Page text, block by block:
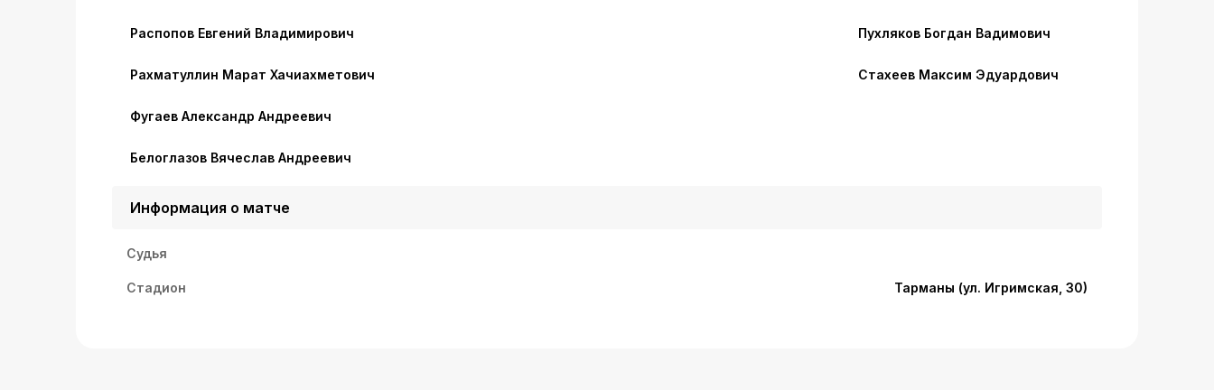
Распопов Евгений Владимирович
Рахматуллин Марат Хачиахметович
Фугаев Александр Андреевич
Белоглазов Вячеслав Андреевич
Пухляков Богдан Вадимович
Стахеев Максим Эдуардович
Информация о матче
Судья
Стадион Тарманы (ул. Игримская, 30)